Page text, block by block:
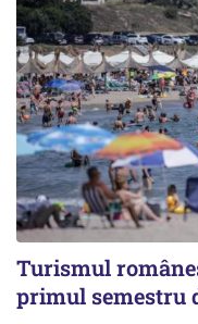
Turismul
primul semestru